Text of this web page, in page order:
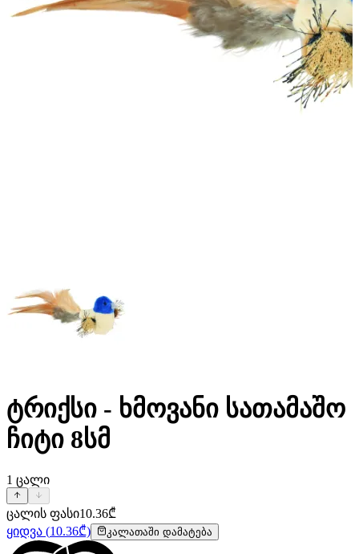
ტრიქსი - ხმოვანი სათამაშო
ჩიტი 8სმ
1 ცალი
ცალის ფასი10.36₾
ყიდვა (10.36₾) კალათაში დამატება